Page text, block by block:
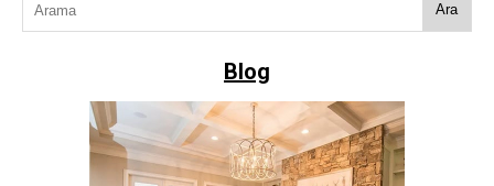
Ara
Blog